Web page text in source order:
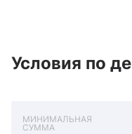
Условия по
МИНИМАЛЬНАЯ
СУММА